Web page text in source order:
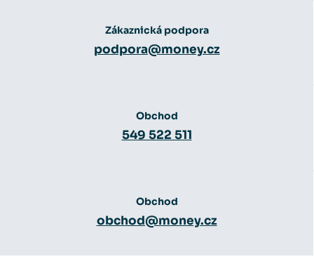
Zákaznická podpora
podpora@money.cz
Obchod
549 522 511
Obchod
obchod@money.cz